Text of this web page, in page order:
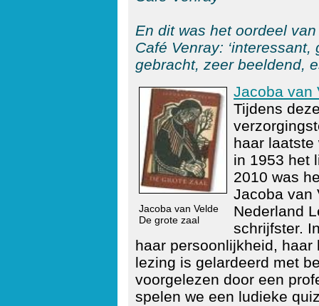
En dit was het oordeel
Café Venray:
gebracht, zeer beeldend,
Jacoba van Velde
De grote zaal
Jacoba van
Tijdens
haar
in 1953 het
2010 was
Jacoba van
Nederland
schrijfster.
haar persoonlijkheid,
lezing is gelardeerd met
voorgelezen door een
spelen we een ludieke